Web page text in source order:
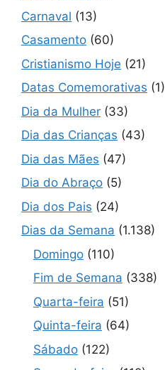
Carnaval (13)
Casamento (60)
Cristianismo Hoje (21)
Datas Comemorativas (1)
Dia da Mulher (33)
Dia das Crianças (43)
Dia das Mães (47)
Dia do Abraço (5)
Dia dos Pais (24)
Dias da Semana (1.138)
Domingo (110)
Fim de Semana (338)
Quarta-feira (51)
Quinta-feira (64)
Sábado (122)